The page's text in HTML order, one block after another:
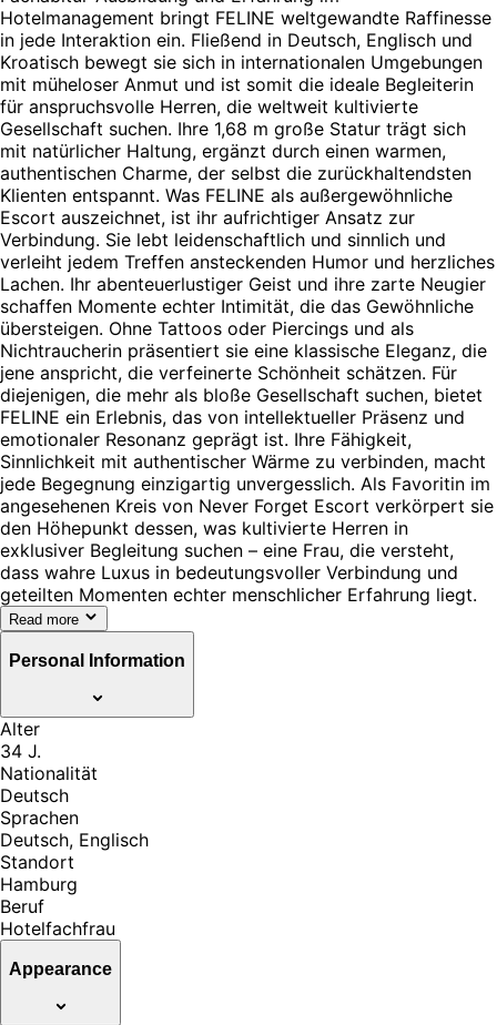
Hotelmanagement bringt FELINE weltgewandte Raffinesse
in jede Interaktion ein. Fließend in Deutsch, Englisch und
Kroatisch bewegt sie sich in internationalen Umgebungen
mit müheloser Anmut und ist somit die ideale Begleiterin
für anspruchsvolle Herren, die weltweit kultivierte
Gesellschaft suchen. Ihre 1,68 m große Statur trägt sich
mit natürlicher Haltung, ergänzt durch einen warmen,
authentischen Charme, der selbst die zurückhaltendsten
Klienten entspannt. Was FELINE als außergewöhnliche
Escort auszeichnet, ist ihr aufrichtiger Ansatz zur
Verbindung. Sie lebt leidenschaftlich und sinnlich und
verleiht jedem Treffen ansteckenden Humor und herzliches
Lachen. Ihr abenteuerlustiger Geist und ihre zarte Neugier
schaffen Momente echter Intimität, die das Gewöhnliche
übersteigen. Ohne Tattoos oder Piercings und als
Nichtraucherin präsentiert sie eine klassische Eleganz, die
jene anspricht, die verfeinerte Schönheit schätzen. Für
diejenigen, die mehr als bloße Gesellschaft suchen, bietet
FELINE ein Erlebnis, das von intellektueller Präsenz und
emotionaler Resonanz geprägt ist. Ihre Fähigkeit,
Sinnlichkeit mit authentischer Wärme zu verbinden, macht
jede Begegnung einzigartig unvergesslich. Als Favoritin im
angesehenen Kreis von Never Forget Escort verkörpert sie
den Höhepunkt dessen, was kultivierte Herren in
exklusiver Begleitung suchen – eine Frau, die versteht,
dass wahre Luxus in bedeutungsvoller Verbindung und
geteilten Momenten echter menschlicher Erfahrung liegt.
Read more
Personal Information
Alter
34 J.
Nationalität
Deutsch
Sprachen
Deutsch, Englisch
Standort
Hamburg
Beruf
Hotelfachfrau
Appearance